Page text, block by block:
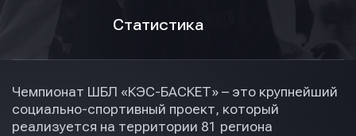
Статистика
Чемпионат ШБЛ «КЭС-БАСКЕТ» – это крупнейший
социально-спортивный проект, который
реализуется на территории 81 региона